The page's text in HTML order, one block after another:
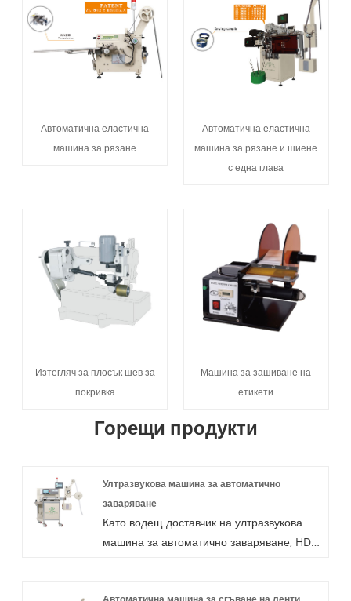
Автоматична еластична
машина за рязане
Автоматична еластична
машина за рязане и шиене
с една глава
Изтегляч за плосък шев за
покривка
Машина за зашиване на
етикети
Горещи продукти
Ултразвукова машина за автоматично
заваряване
Като водещ доставчик на ултразвукова
машина за автоматично заваряване, HD